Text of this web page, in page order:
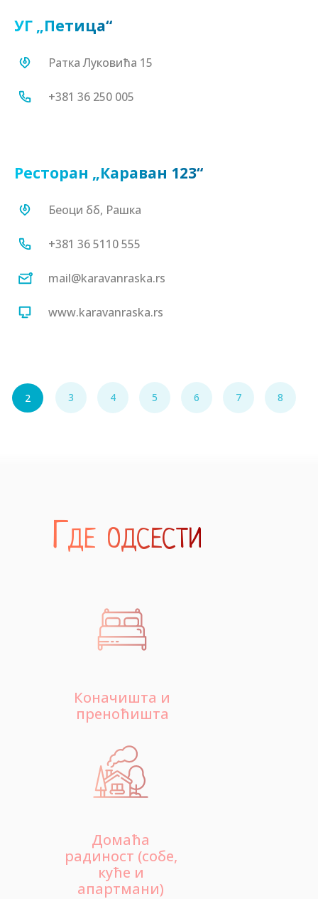
Мотели
УГ „Петица“
Ратка Луковића 15
+381 36 250 005
Ресторан „Караван 123“
Беоци бб, Рашка
+381 36 5110 555
mail@karavanraska.rs
www.karavanraska.rs
2 3 4 5 6 7 8
Где одсести
Коначишта и
преноћишта
Домаћа
радиност (собе,
куће и
апартмани)